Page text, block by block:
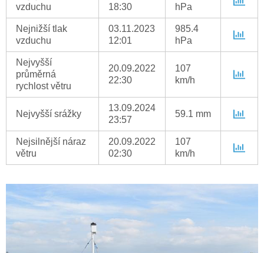
vzduchu
18:30
hPa
Nejnižší tlak
vzduchu
03.11.2023
12:01
985.4
hPa
Nejvyšší
průměrná
rychlost větru
20.09.2022
22:30
107
km/h
Nejvyšší srážky
13.09.2024
23:57
59.1 mm
Nejsilnější náraz
větru
20.09.2022
02:30
107
km/h